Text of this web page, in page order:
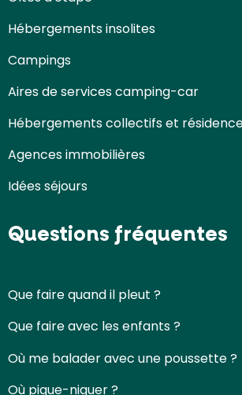
Hébergements insolites
Campings
Aires de services camping-car
Hébergements collectifs et
Agences immobilières
Idées séjours
Questions fréquentes
Que faire quand il pleut ?
Que faire avec les enfants ?
Où me balader avec une poussette ?
Où pique-niquer ?